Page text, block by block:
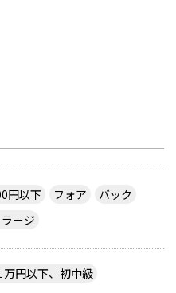
円以下 フォア
バック
ージ
万円以下、初中級